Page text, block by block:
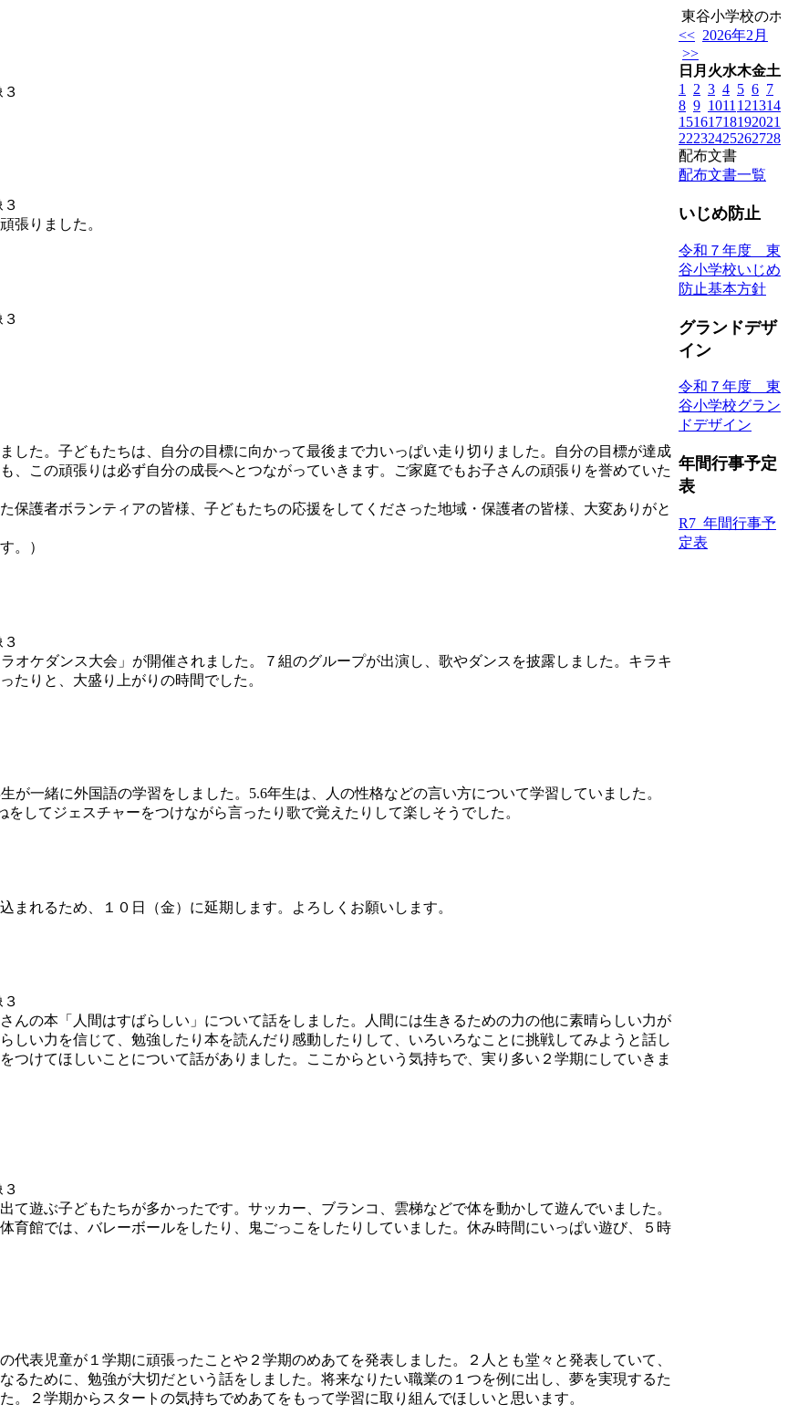
東谷小学校のホ
張りました。
た。子どもたちは、自分の目標に向かって最後まで力いっぱい走り切りました。自分の目標が達成
、この頑張りは必ず自分の成長へとつながっていきます。ご家庭でもお子さんの頑張りを誉めていた
護者ボランティアの皆様、子どもたちの応援をしてくださった地域・保護者の皆様、大変ありがと
。）
オケダンス大会」が開催されました。７組のグループが出演し、歌やダンスを披露しました。キラキ
たりと、大盛り上がりの時間でした。
一緒に外国語の学習をしました。5.6年生は、人の性格などの言い方について学習していました。
してジェスチャーをつけながら言ったり歌で覚えたりして楽しそうでした。
れるため、１０日（金）に延期します。よろしくお願いします。
の本「人間はすばらしい」について話をしました。人間には生きるための力の他に素晴らしい力が
しい力を信じて、勉強したり本を読んだり感動したりして、いろいろなことに挑戦してみようと話し
つけてほしいことについて話がありました。ここからという気持ちで、実り多い２学期にしていきま
遊ぶ子どもたちが多かったです。サッカー、ブランコ、雲梯などで体を動かして遊んでいました。
育館では、バレーボールをしたり、鬼ごっこをしたりしていました。休み時間にいっぱい遊び、５時
表児童が１学期に頑張ったことや２学期のめあてを発表しました。２人とも堂々と発表していて、
るために、勉強が大切だという話をしました。将来なりたい職業の１つを例に出し、夢を実現するた
。２学期からスタートの気持ちでめあてをもって学習に取り組んでほしいと思います。
<< 2026年2月
>>
日 月 火水木金土
1
2 3 4 5 6 7
8 9 1011 121314
15161718192021
22232425262728
配布文書
配布文書一覧
いじめ防止
令和７年度 東
谷小学校いじめ
防止基本方針
グランドデザ
イン
令和７年度 東
谷小学校グラン
ドデザイン
年間行事予定
表
R7_年間行事予
定表